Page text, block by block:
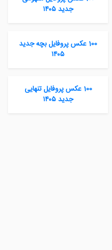
جدید ۱۴۰۵
100 عکس پروفایل بچه جدید
۱۴۰۵
100 عکس پروفایل تنهایی
جدید ۱۴۰۵